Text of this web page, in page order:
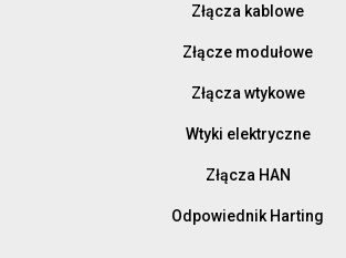
Złącza kablowe
Złącze modułowe
Złącza wtykowe
Wtyki elektryczne
Złącza HAN
Odpowiednik Harting